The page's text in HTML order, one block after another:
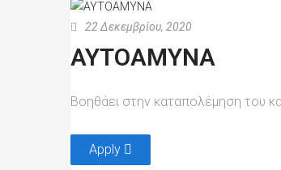
22 Δεκεμβρίου, 2020
ΑΥΤΟΑΜΥΝΑ
Βοηθάει στην καταπολέμηση του
Apply